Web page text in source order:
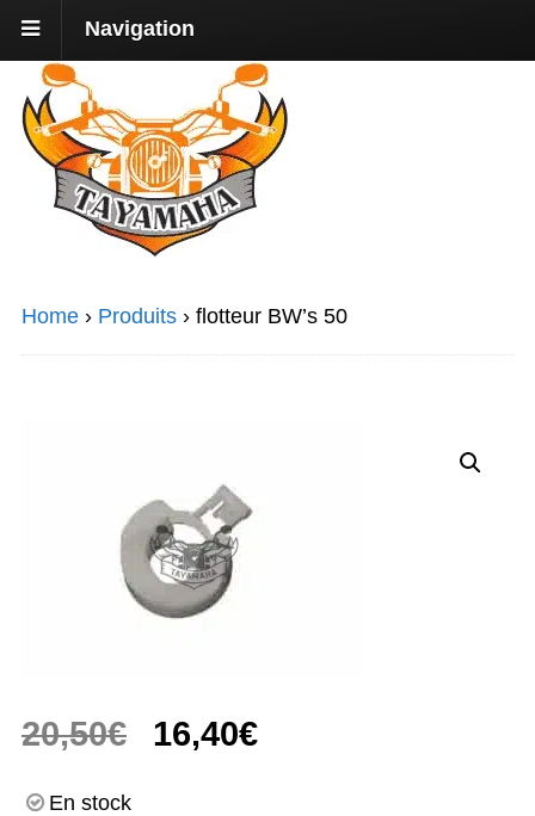
Navigation
Home › Produits › flotteur BW’s 50
20,50€
Le
16,40€Le
En stock